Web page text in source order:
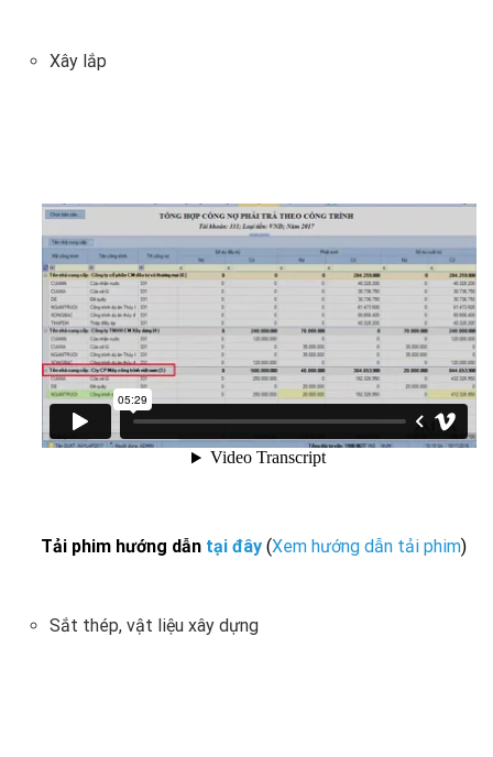
Xây lắp
Tải phim hướng dẫn tại đây (Xem hướng dẫn tải phim)
Sắt thép, vật liệu xây dựng